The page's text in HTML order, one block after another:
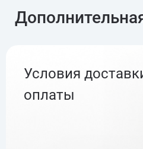
Условия
оплаты